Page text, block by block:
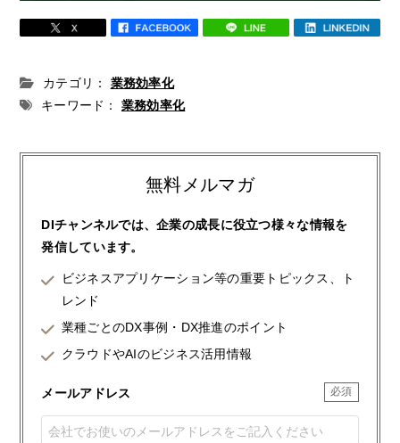
カテゴリ：
業務効率化
キーワード：
業務効率化
無料メルマガ
DIチャンネルでは、企業の成長に役立つ様々な情報を
発信しています。
ビジネスアプリケーション等の重要トピックス、ト
レンド
業種ごとのDX事例・DX推進のポイント
クラウドやAIのビジネス活用情報
メールアドレス